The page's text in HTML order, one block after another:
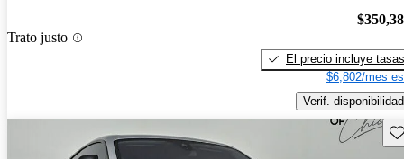
Trato justo
El precio incluye tasas
$6,802/mes
Verif. disponibilidad